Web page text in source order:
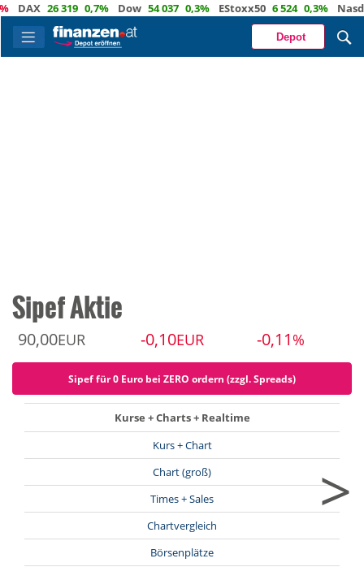
26 319 0,7% Dow 54 037 0,3% EStoxx50 6 524 0,3% Nasdaq
Depot
Sipef Aktie
90,00EUR -0,10EUR -0,11 %
Sipef für 0 Euro bei ZERO ordern (zzgl. Spreads)
Kurse + Charts + Realtime
Kurs + Chart
Chart (groß)
Times + Sales
Chartvergleich
Börsenplätze
>